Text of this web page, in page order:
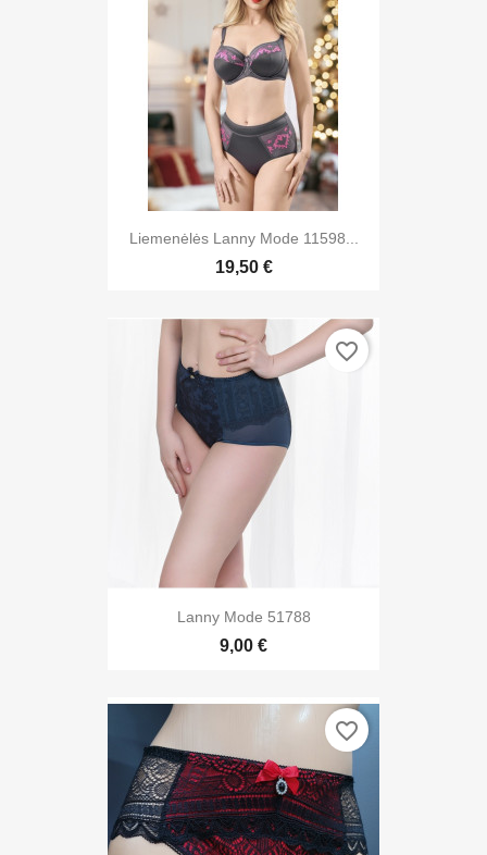
Liemenėlės Lanny Mode 11598...
19,50 €
Lanny Mode 51788
9,00 €
favorite_border
favorite_border